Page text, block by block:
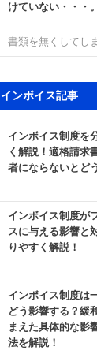
けていない・・・。
書類を無くしてし
インボイス記事
インボイス制度を
く解説！適格請求
者にならないとど
インボイス制度が
スに与える影響と
りやすく解説！
インボイス制度は
どう影響する？緩
まえた具体的な影
法を解説！